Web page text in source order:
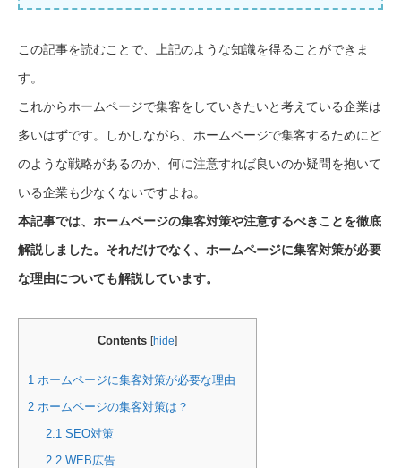
この記事を読むことで、上記のような知識を得ることができま
す。
これからホームページで集客をしていきたいと考えている企業は
多いはずです。しかしながら、ホームページで集客するためにど
のような戦略があるのか、何に注意すれば良いのか疑問を抱いて
いる企業も少なくないですよね。
本記事では、ホームページの集客対策や注意するべきことを徹底
解説しました。それだけでなく、ホームページに集客対策が必要
な理由についても解説しています。
Contents [hide]
1 ホームページに集客対策が必要な理由
2 ホームページの集客対策は？
2.1 SEO対策
2.2WEB広告